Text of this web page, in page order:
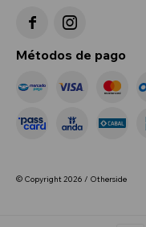
 
Métodos de pago
© Copyright 2026 / Otherside